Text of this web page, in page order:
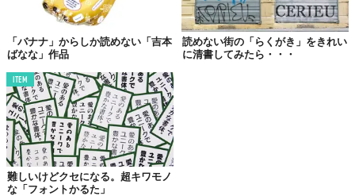
まの角度で読めなきゃいけない文字だから。本当はね。
答えが導き出せない人のために、最後に正解を用意しておきまし
た。でも、その前にいったいコレはなんなんだ！？
日本人だけが
カタカナで読みたくなる
英語フォント
「バナナ」からしか読めない「吉本
ばなな」作品
読めない街の「らくがき」をきれい
に清書してみたら・・・
ITEM
難しいけどクセになる。超キワモノ
な「フォントかるた」